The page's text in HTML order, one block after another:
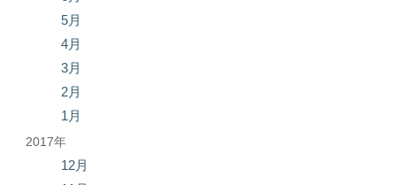
5月
4月
3月
2月
1月
2017年
12月